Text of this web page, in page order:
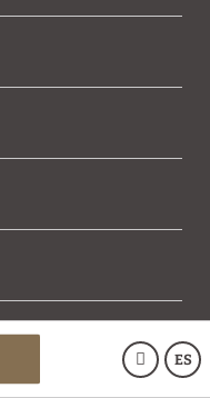
ES